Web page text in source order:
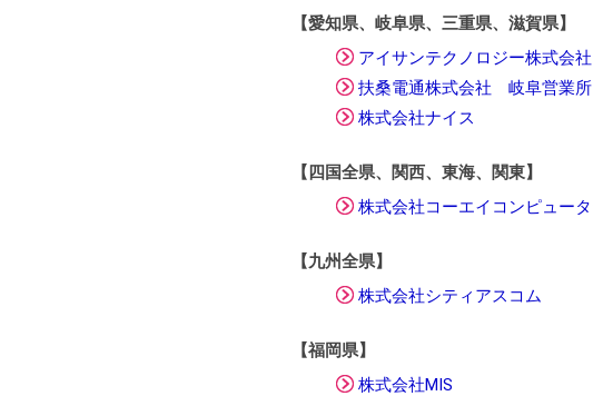
【愛知県、岐阜県、三重県、滋賀県】
アイサンテクノロジー株式会社
扶桑電通株式会社 岐阜営業所
株式会社ナイス
【四国全県、関西、東海、関東】
株式会社コーエイコンピュー
【九州全県】
株式会社シティアスコム
【福岡県】
株式会社MIS